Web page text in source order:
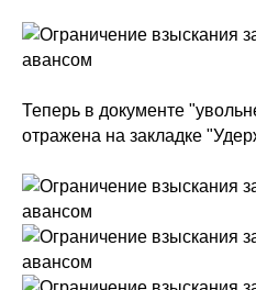
Теперь в документе
отражена на закладке